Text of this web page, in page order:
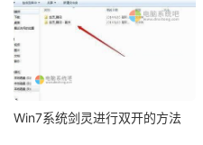
Win7系统剑灵进行双开的方法